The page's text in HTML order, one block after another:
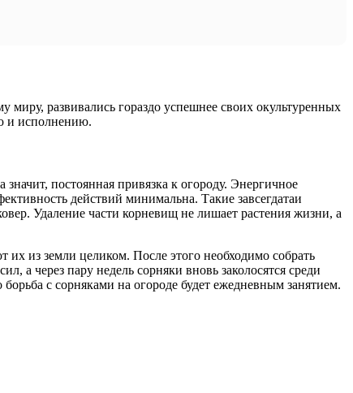
развивались гораздо успешнее своих окультуренных
и исполнению.
постоянная привязка к огороду. Энергичное
действий минимальна. Такие завсегдатаи
Удаление части корневищ не лишает растения жизни, а
их из земли целиком. После этого необходимо собрать
а через пару недель сорняки вновь заколосятся среди
с сорняками на огороде будет ежедневным занятием.